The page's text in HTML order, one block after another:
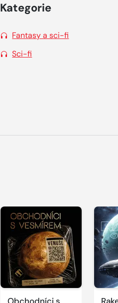
Kategorie
Fantasy a sci-fi
Sci-fi
Obchodníci s
Přehrát
ukázku